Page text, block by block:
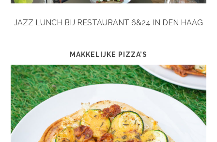
JAZZ LUNCH BIJ RESTAURANT 6&24 IN DEN HAAG
MAKKELIJKE PIZZA’S